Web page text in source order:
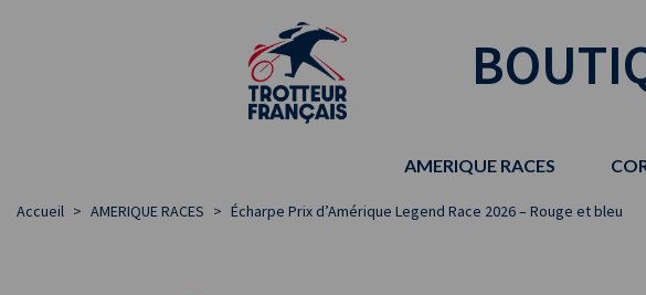
AMERIQUE RACES
Accueil > AMERIQUE RACES > Écharpe Prix d’Amérique Legend Race 2026 – Rouge et bleu